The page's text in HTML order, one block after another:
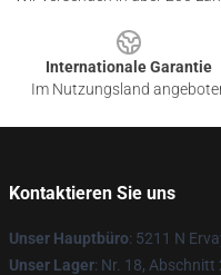
Internationale Garantie
Im Nutzungsland
Kontaktieren Sie uns
Unser Hauptbüro: 5211 N
Unser Lager: Nr. 18, Abschnitt